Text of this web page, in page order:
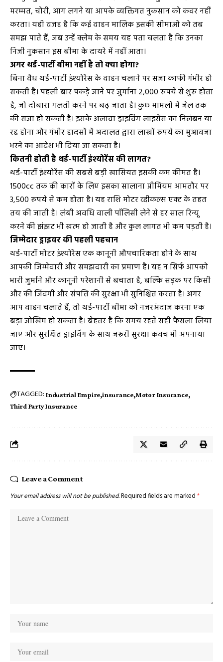
मरम्मत, चोरी, आग लगने या आपके व्यक्तिगत नुकसान को कवर नहीं
करता। यही वजह है कि कई वाहन मालिक इसकी सीमाओं को तब
समझ पाते हैं, जब उन्हें क्लेम के समय यह पता चलता है कि उनका
निजी नुकसान इस बीमा के दायरे में नहीं आता।
अगर थर्ड-पार्टी बीमा नहीं है तो क्या होगा?
बिना वैध थर्ड-पार्टी इंश्योरेंस के वाहन चलाने पर सजा काफी गंभीर हो
सकती है। पहली बार पकड़े जाने पर जुर्माना 2,000 रुपये से शुरू होता
है, जो दोबारा गलती करने पर बढ़ जाता है। कुछ मामलों में जेल तक
की सजा हो सकती है। इसके अलावा ड्राइविंग लाइसेंस का निलंबन या
रद्द होना और गंभीर हादसों में अदालत द्वारा लाखों रुपये का मुआवजा
भरने का आदेश भी दिया जा सकता है।
कितनी होती है थर्ड-पार्टी इंश्योरेंस की लागत?
थर्ड-पार्टी इंश्योरेंस की सबसे बड़ी खासियत इसकी कम कीमत है।
1500cc तक की कारों के लिए इसका सालाना प्रीमियम आमतौर पर
3,500 रुपये से कम होता है। यह राशि मोटर व्हीकल्स एक्ट के तहत
तय की जाती है। लंबी अवधि वाली पॉलिसी लेने से हर साल रिन्यू
करने की झंझट भी खत्म हो जाती है और कुल लागत भी कम पड़ती है।
जिम्मेदार ड्राइवर की पहली पहचान
थर्ड-पार्टी मोटर इंश्योरेंस एक कानूनी औपचारिकता होने के साथ
आपकी जिम्मेदारी और समझदारी का प्रमाण है। यह न सिर्फ आपको
भारी जुर्माने और कानूनी परेशानी से बचाता है, बल्कि सड़क पर किसी
और की जिंदगी और संपत्ति की सुरक्षा भी सुनिश्चित करता है। अगर
आप वाहन चलाते हैं, तो थर्ड-पार्टी बीमा को नजरअंदाज करना एक
बड़ा जोखिम हो सकता है। बेहतर है कि समय रहते सही फैसला लिया
जाए और सुरक्षित ड्राइविंग के साथ जरूरी सुरक्षा कवच भी अपनाया
जाए।
TAGGED: Industrial Empire insurance Motor Insurance
Third Party Insurance
Leave a Comment
Your email address will not be published.Required fields are marked *